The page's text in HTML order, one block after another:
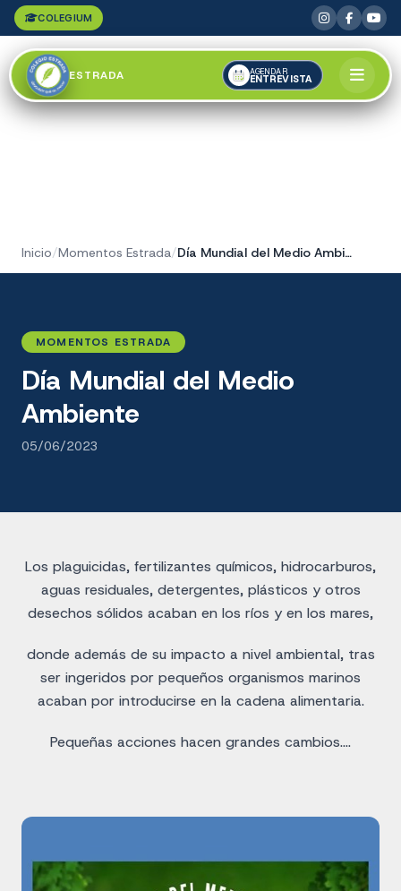
COLEGIUM
ESTRADA AGENDAR
ENTREVISTA
Inicio/Momentos Estrada/ Día Mundial del Medio Ambiente
MOMENTOS ESTRADA
Día Mundial del Medio
Ambiente
05/06/2023
Los plaguicidas, fertilizantes químicos, hidrocarburos,
aguas residuales, detergentes, plásticos y otros
desechos sólidos acaban en los ríos y en los mares,
donde además de su impacto a nivel ambiental, tras
ser ingeridos por pequeños organismos marinos
acaban por introducirse en la cadena alimentaria.
Pequeñas acciones hacen grandes cambios….